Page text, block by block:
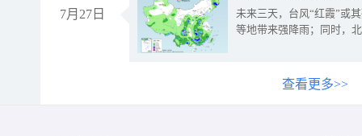
7月27日
未来三天，台风“红霞”或
等地带来强降雨；同时，
查看更多>>